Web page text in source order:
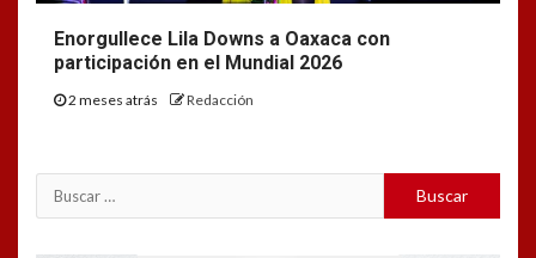
Enorgullece Lila Downs a Oaxaca con
participación en el Mundial 2026
2 meses atrás Redacción
Buscar: